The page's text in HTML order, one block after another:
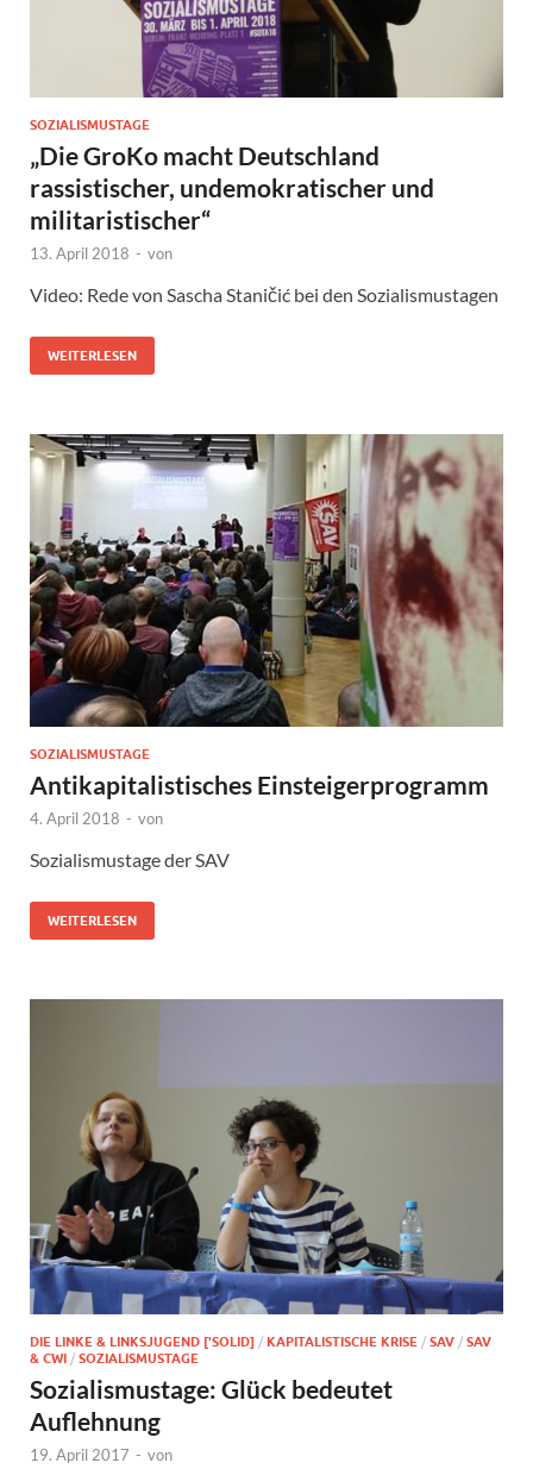
SOZIALISMUSTAGE
„Die GroKo macht Deutschland
rassistischer, undemokratischer und
militaristischer“
13. April 2018 - von
Video: Rede von Sascha Staničić bei den Sozialismustagen
WEITERLESEN
SOZIALISMUSTAGE
Antikapitalistisches Einsteigerprogramm
4. April 2018 - von
Sozialismustage der SAV
WEITERLESEN
DIE LINKE & LINKSJUGEND ['SOLID] / KAPITALISTISCHE KRISE / SAV / SAV
& CWI / SOZIALISMUSTAGE
Sozialismustage: Glück bedeutet
Auflehnung
19. April 2017 - von